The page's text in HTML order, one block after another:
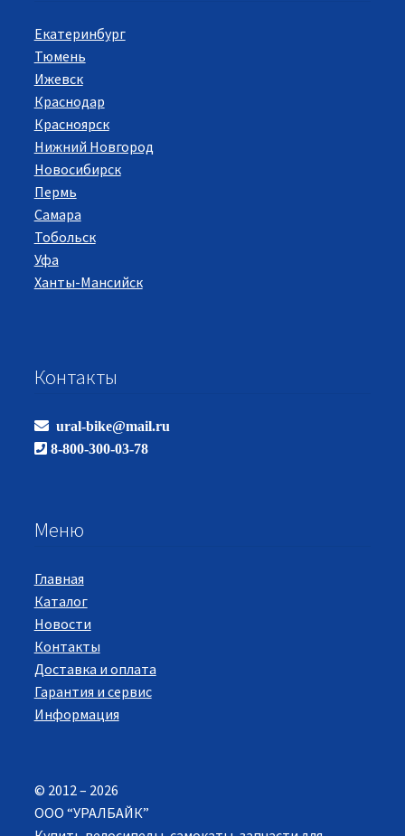
Екатеринбург
Тюмень
Ижевск
Краснодар
Красноярск
Нижний Новгород
Новосибирск
Пермь
Самара
Тобольск
Уфа
Ханты-Мансийск
Контакты
ural-bike@mail.ru
8-800-300-03-78
Меню
Главная
Каталог
Новости
Контакты
Доставка и оплата
Гарантия и сервис
Информация
© 2012 – 2026
ООО “УРАЛБАЙК”